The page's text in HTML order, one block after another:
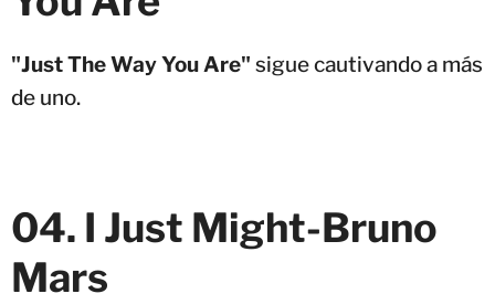
"Just The Way You Are" sigue cautivando a más
de uno.
04. I Just Might-Bruno
Mars